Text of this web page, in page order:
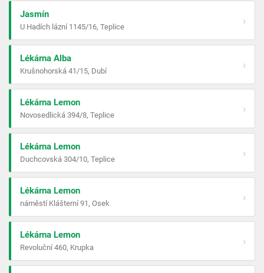
Jasmín
U Hadích lázní 1145/16, Teplice
›
Lékárna Alba
Krušnohorská 41/15, Dubí
›
Lékárna Lemon
Novosedlická 394/8, Teplice
›
Lékárna Lemon
Duchcovská 304/10, Teplice
›
Lékárna Lemon
náměstí Klášterní 91, Osek
›
Lékárna Lemon
Revoluční 460, Krupka
›